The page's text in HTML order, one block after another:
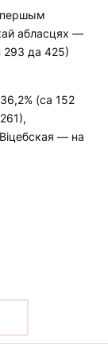
першым
абласцях —
293 да 425)
(са 152
— на